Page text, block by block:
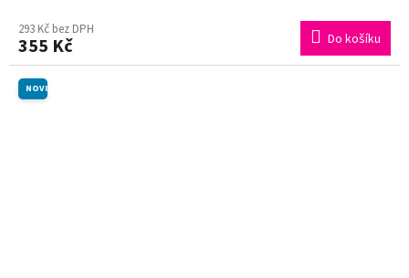
293 Kč bez DPH
355 Kč Do košíku
NOVINKA